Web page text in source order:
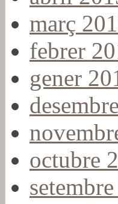
març
febrer
gener
octubre